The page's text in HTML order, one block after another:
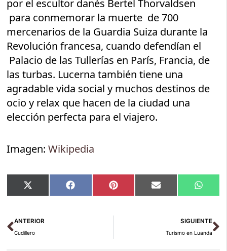
por el escultor danés Bertel Thorvaldsen
para conmemorar la muerte de 700
mercenarios de la Guardia Suiza durante la
Revolución francesa, cuando defendían el
Palacio de las Tullerías en París, Francia, de
las turbas. Lucerna también tiene una
agradable vida social y muchos destinos de
ocio y relax que hacen de la ciudad una
elección perfecta para el viajero.
Imagen: Wikipedia
Compartir
en
X
(Twitter)
Compartir
en
Facebook Compartir
en
Pinterest Compartir
en
Email
en
Ant
ANTERIOR
Cudillero
SIGUIENTE
Turismo en Luanda